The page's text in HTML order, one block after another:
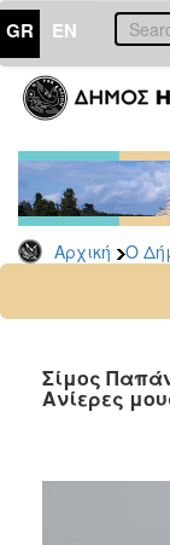
GR EN
Αρχική Ο
ΔΗΜΟΣ
Δελτία
Τύπου
Αρχείο
2026
2024
2022
Σίμος
Ανίερες